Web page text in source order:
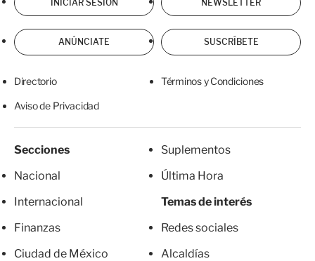
INICIAR SESIÓN NEWSLETTER
ANÚNCIATE SUSCRÍBETE
Directorio Términos y Condiciones
Aviso de Privacidad
Secciones
Nacional
Internacional
Finanzas
Ciudad de México
Suplementos
Última Hora
Temas de interés
Redes sociales
Alcaldías